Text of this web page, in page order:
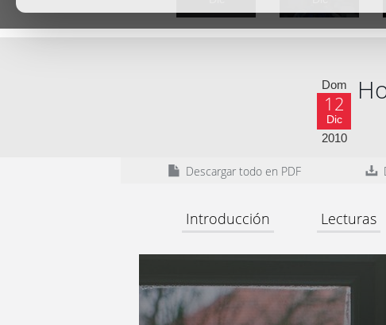
Dom
12
Dic
2010
Descargar todo en PDF
Introducción Lecturas